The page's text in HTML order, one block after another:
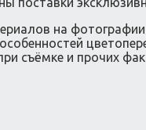
на фотографии
съёмке и прочих